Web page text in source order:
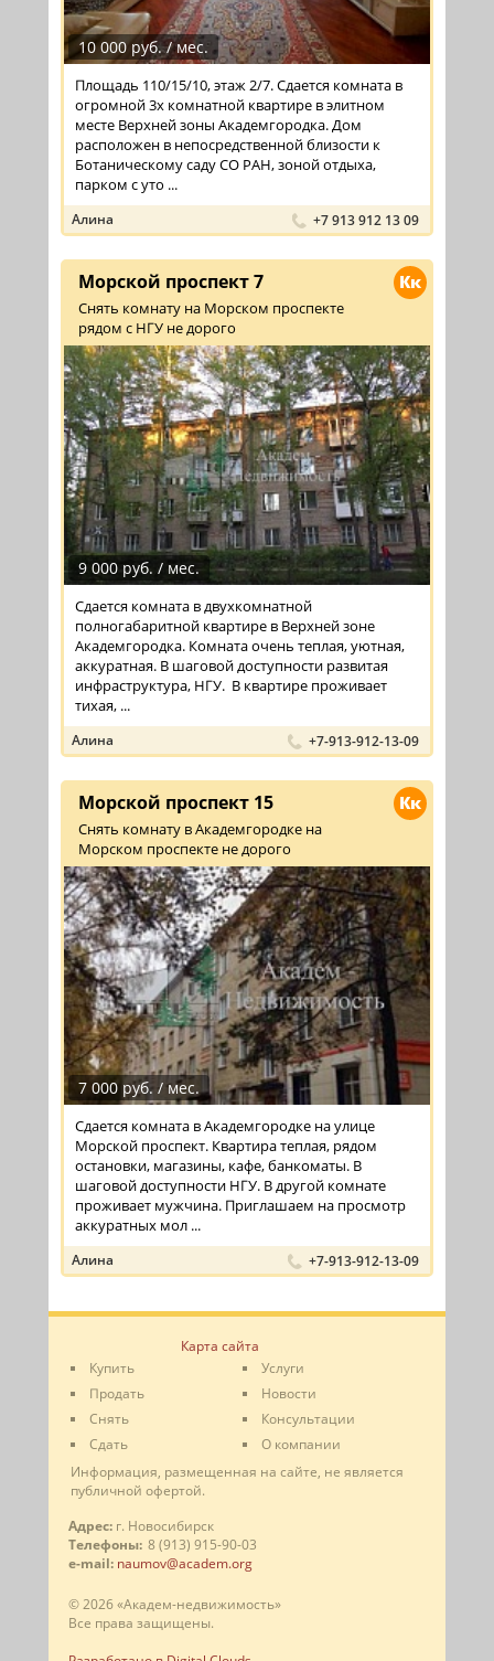
10 000 руб. / мес.
Площадь 110/15/10, этаж 2/7. Сдается комната в
огромной 3х комнатной квартире в элитном
месте Верхней зоны Академгородка. Дом
расположен в непосредственной близости к
Ботаническому саду СО РАН, зоной отдыха,
парком с уто ...
Алина +7 913 912 13 09
Кк
Морской проспект 7
Снять комнату на Морском проспекте
рядом с НГУ не дорого
9 000 руб. / мес.
Сдается комната в двухкомнатной
полногабаритной квартире в Верхней зоне
Академгородка. Комната очень теплая, уютная,
аккуратная. В шаговой доступности развитая
инфраструктура, НГУ. В квартире проживает
тихая, ...
Алина +7-913-912-13-09
Кк
Морской проспект 15
Снять комнату в Академгородке на
Морском проспекте не дорого
7 000 руб. / мес.
Сдается комната в Академгородке на улице
Морской проспект. Квартира теплая, рядом
остановки, магазины, кафе, банкоматы. В
шаговой доступности НГУ. В другой комнате
проживает мужчина. Приглашаем на просмотр
аккуратных мол ...
Алина +7-913-912-13-09
Карта сайта
Купить
Продать
Снять
Сдать
Услуги
Новости
Консультации
О компании
Информация, размещенная на сайте, не является
публичной офертой.
Адрес: г. Новосибирск
Телефоны: 8 (913) 915-90-03
e-mail: naumov@academ.org
© 2026 «Академ-недвижимость»
Все права защищены.